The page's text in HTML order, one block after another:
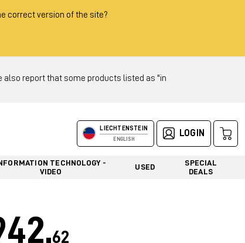
correct version of the site?
also report that some products listed as "in
LIECHTENSTEIN
ENGLISH
LOGIN
TECHNOLOGY -
VIDEO
USED
SPECIAL
DEALS
62